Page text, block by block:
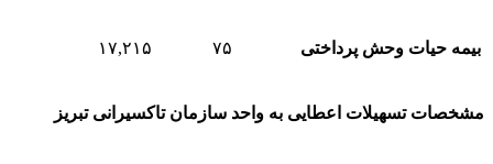
بیمه حیات وحش پرداختی ۷۵ ۱۷,۲۱۵
مشخصات تسهیلات اعطایی به واحد سازمان تاکسیرانی تبریز